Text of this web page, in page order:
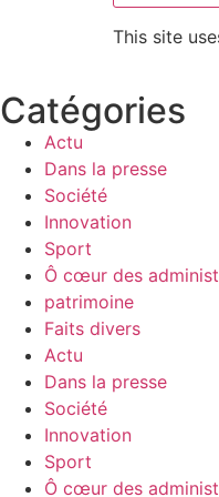
This site
Catégories
Actu
Dans la presse
Société
Innovation
Sport
Ô cœur des
patrimoine
Faits divers
Actu
Dans la presse
Société
Innovation
Sport
Ô cœur des